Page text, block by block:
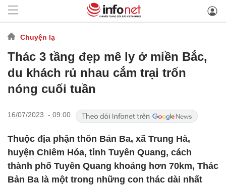
Chuyện lạ
Thác 3 tầng đẹp mê ly ở miền Bắc,
du khách rủ nhau cắm trại trốn
nóng cuối tuần
16/07/2023 - 09:00
Thuộc địa phận thôn Bản Ba, xã Trung Hà,
huyện Chiêm Hóa, tỉnh Tuyên Quang, cách
thành phố Tuyên Quang khoảng hơn 70km, Thác
Bản Ba là một trong những con thác dài nhất